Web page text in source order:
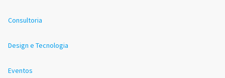
Consultoria
Design e Tecnologia
Eventos